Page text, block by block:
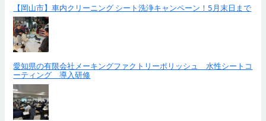
【岡山市】車内クリーニング シート洗浄キャンペーン！5月末日まで
愛知県の有限会社メーキングファクトリーポリッシュ 水性シートコ
ーティング 導入研修